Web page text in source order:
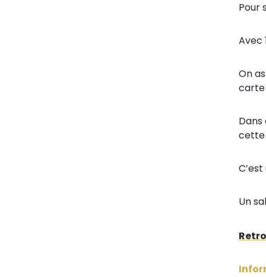
Pour
Avec
On
carte
cette
Un